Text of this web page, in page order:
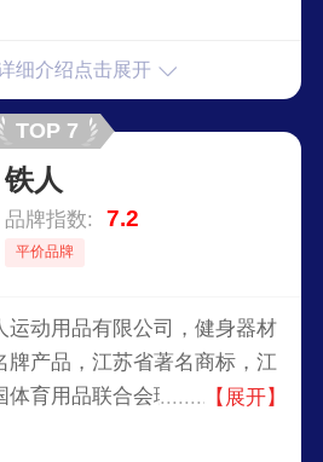
细介绍点击展开
TOP 7
铁人
品牌指数: 7.2
平价品牌
运动用品有限公司，健身器材
牌产品，江苏省著名商标，江
育用品联合会理事单位，中
【展开】